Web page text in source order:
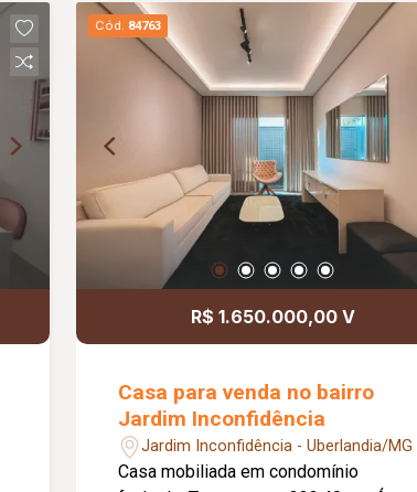
81,00m2. Metragem Terreno: 150,00m2.
Em fase de acabamento, entrega em
dois Meses. As Fotos são meramente
ilustrativas.
Cód. 84763
R$ 1.650.000,00 V
Casa para venda no bairro
Jardim Inconfidência
Jardim Inconfidência - Uberlandia/MG
Casa mobiliada em condomínio